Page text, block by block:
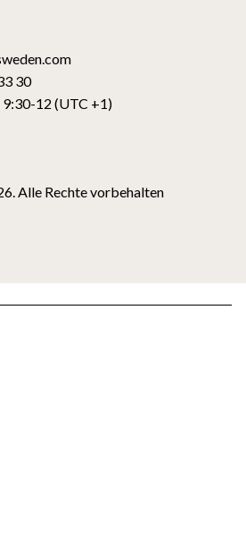
30
12 (UTC +1)
Alle Rechte vorbehalten